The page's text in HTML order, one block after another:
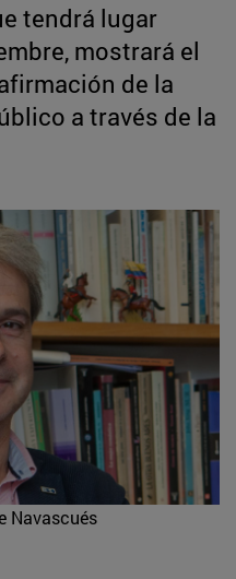
tendrá lugar
mostrará el
de la
a través de la
Navascués